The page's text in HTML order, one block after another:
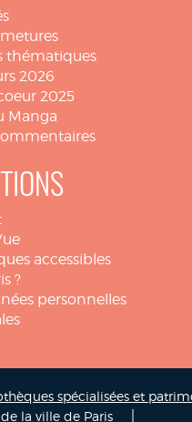
thématiques
2026
2025
Manga
accessibles
?
personnelles
spécialisées et
la ville de Paris